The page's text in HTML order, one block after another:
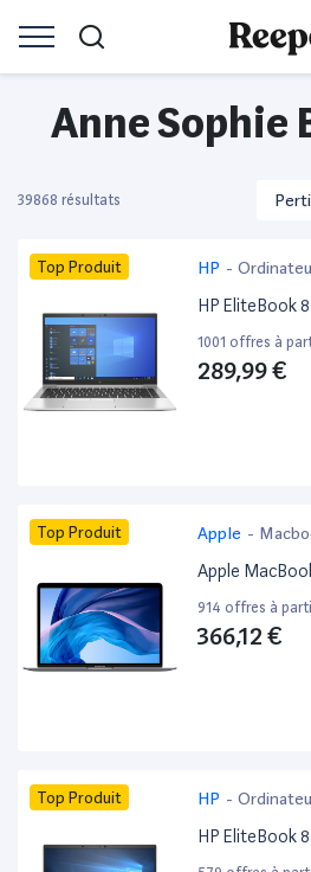
Anne Sophie
39868 résultats
Top Produit HP -
HP EliteBook
1001 offres à
289,99 €
Top Produit Apple -
Apple
914 offres à
366,12 €
Top Produit HP -
HP EliteBook